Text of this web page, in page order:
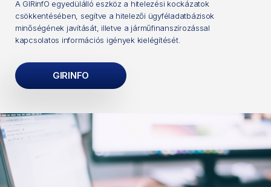
A GIRinfO egyedülálló eszköz a hitelezési kockázatok
csökkentésében, segítve a hitelezői ügyféladatbázisok
minőségének javítását, illetve a járműfinanszírozással
kapcsolatos információs igények kielégítését.
GIRINFO